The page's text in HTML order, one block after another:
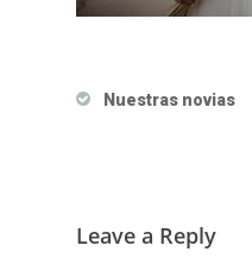
Nuestras novias
Leave a Reply